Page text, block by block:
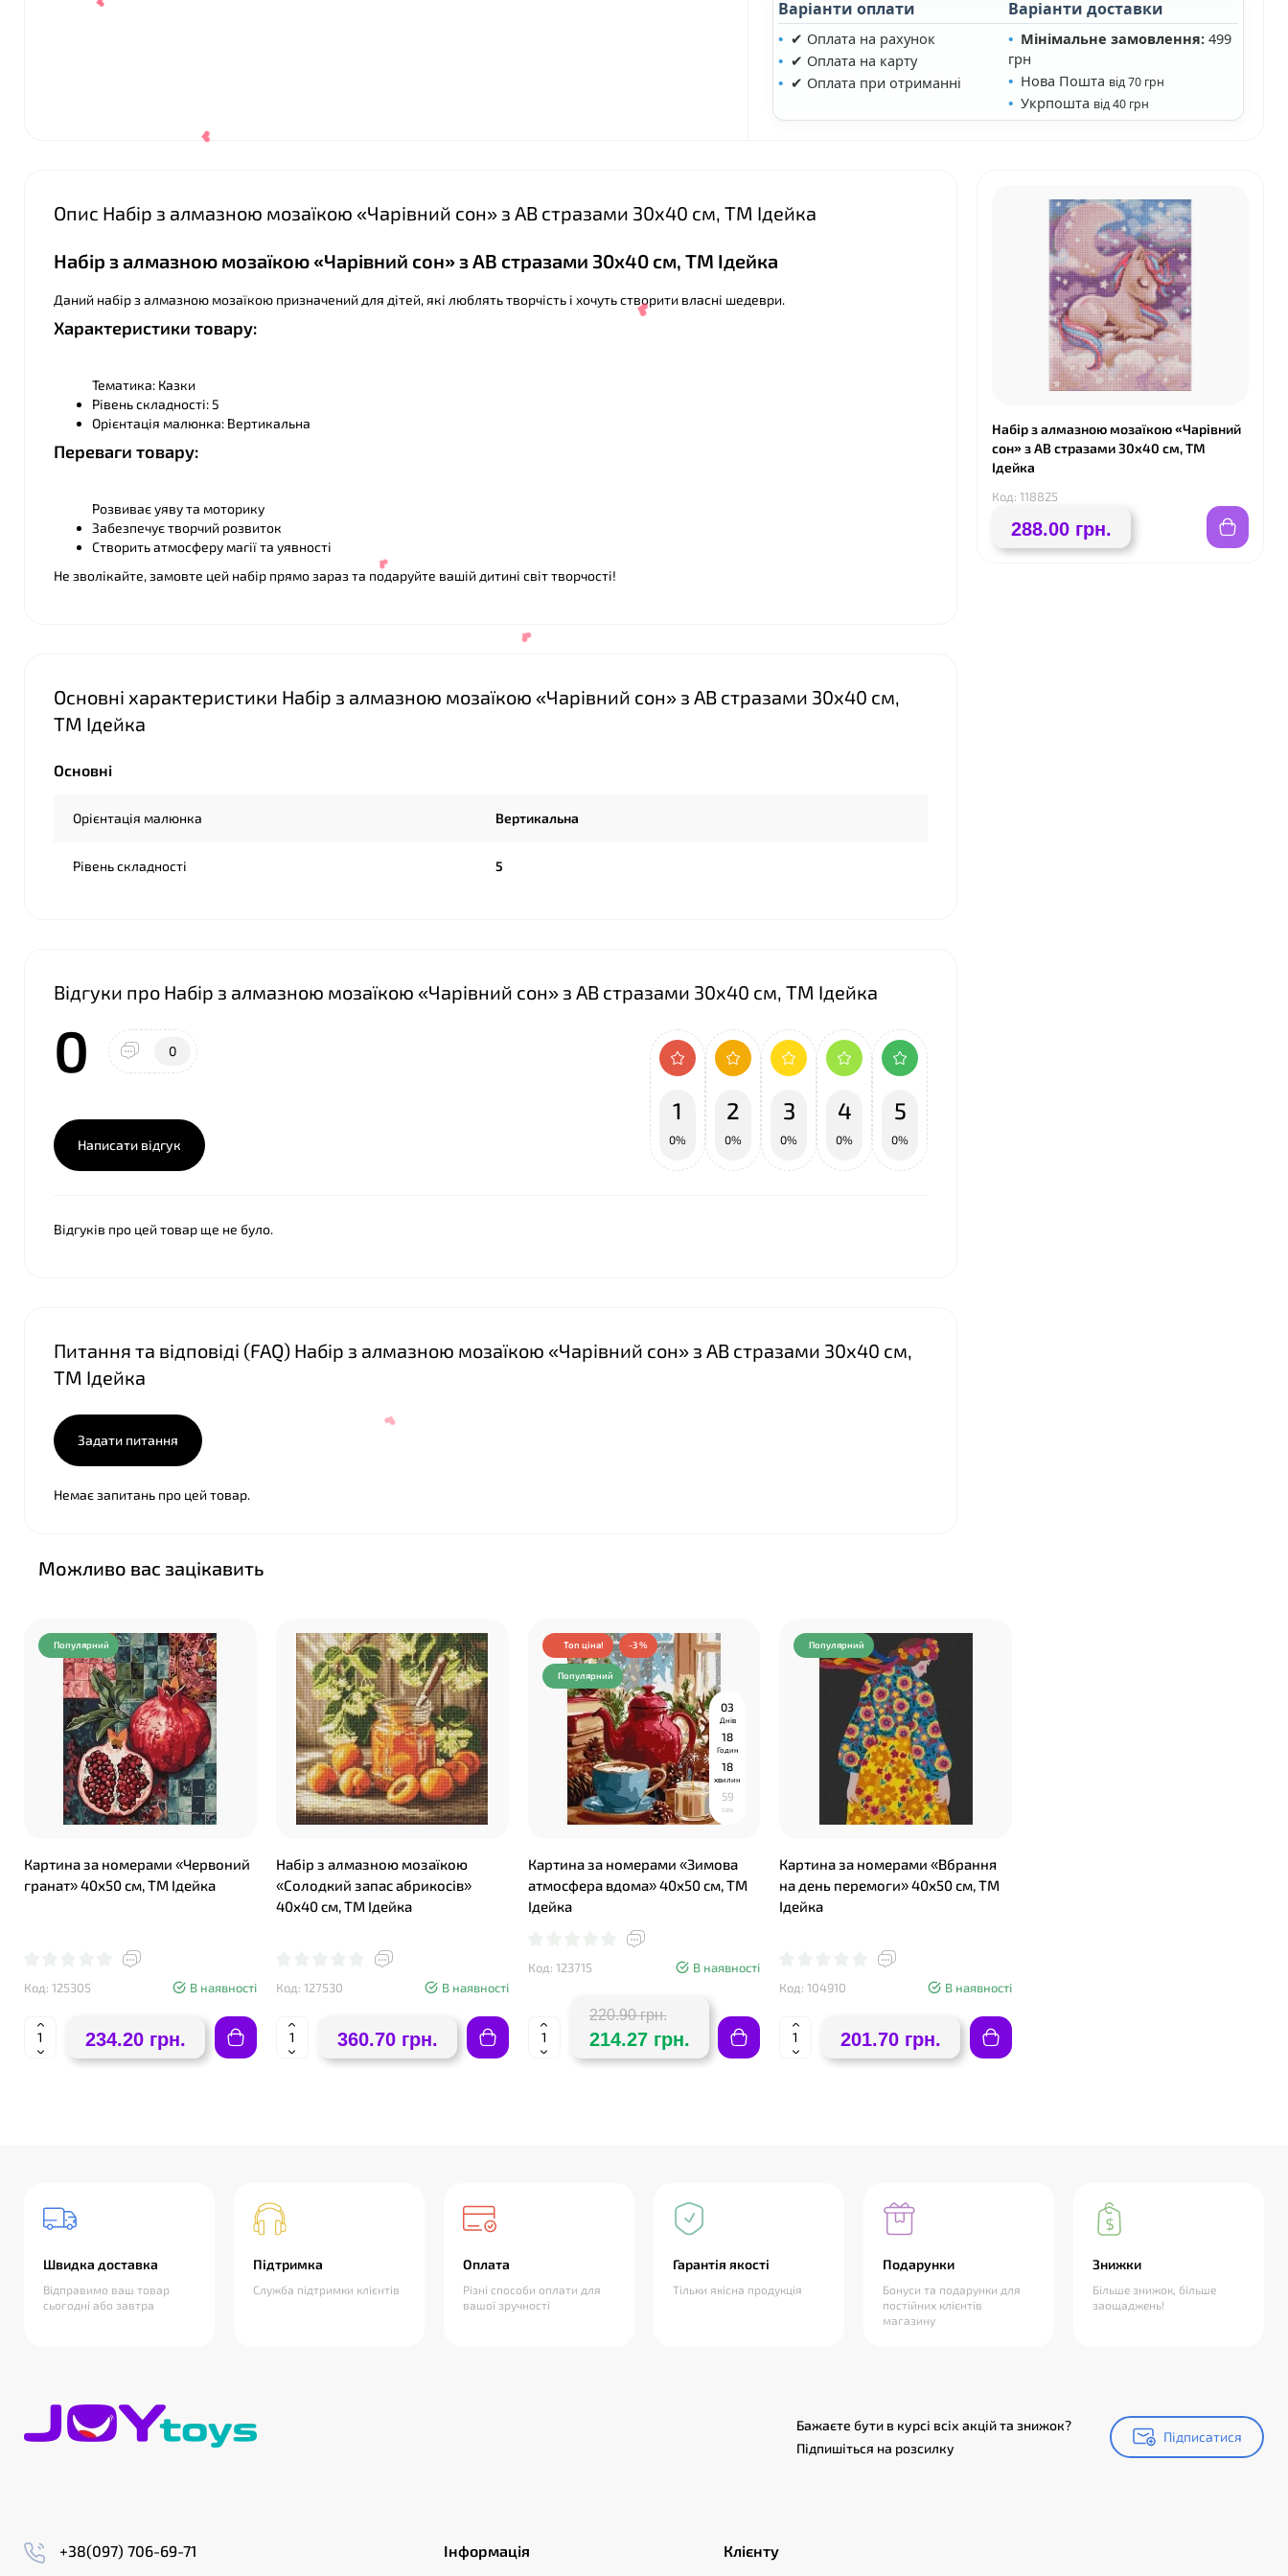
Варіанти оплати
✔ Оплата на рахунок
✔ Оплата на карту
✔ Оплата при отриманні
Варіанти доставки
Мінімальне замовлення:499
грн
Нова Пошта від 70 грн
Укрпошта від 40 грн
Опис Набір з алмазною мозаїкою «Чарівний сон» з АВ стразами 30х40 см, ТМ Ідейка
Набір з алмазною мозаїкою «Чарівний сон» з АВ стразами 30х40 см, ТМ Ідейка
Даний набір з алмазною мозаїкою призначений для дітей, які люблять творчість і хочуть створити власні шедеври.
Характеристики товару:
Тематика: Казки
Рівень складності: 5
Орієнтація малюнка: Вертикальна
Переваги товару:
Розвиває уяву та моторику
Забезпечує творчий розвиток
Створить атмосферу магії та уявності
Не зволікайте, замовте цей набір прямо зараз та подаруйте вашій дитині світ творчості!
Основні характеристики Набір з алмазною мозаїкою «Чарівний сон» з АВ стразами 30х40 см,
ТМ Ідейка
Основні
Орієнтація малюнка Вертикальна
Рівень складності 5
Відгуки про Набір з алмазною мозаїкою «Чарівний сон» з АВ стразами 30х40 см, ТМ Ідейка
0 0
Написати відгук
1
0%
2
0%
3
0%
4
0%
5
0%
Відгуків про цей товар ще не було.
Питання та відповіді (FAQ) Набір з алмазною мозаїкою «Чарівний сон» з АВ стразами 30х40 см,
ТМ Ідейка
Задати питання
Немає запитань про цей товар.
Набір з алмазною мозаїкою «Чарівний
сон» з АВ стразами 30х40 см, ТМ
Ідейка
Код: 118825
288.00 грн.
Можливо вас зацікавить
Популярний
Картина за номерами «Червоний
гранат» 40х50 см, ТМ Ідейка
Код: 125305 В наявності
234.20 грн.
Набір з алмазною мозаїкою
«Солодкий запас абрикосів»
40х40 см, ТМ Ідейка
Код: 127530 В наявності
360.70 грн.
Топ ціна! -3 %
Популярний
03
Днів
18
Годин
18
хвилин
58
сек
Картина за номерами «Зимова
атмосфера вдома» 40х50 см, ТМ
Ідейка
Код: 123715 В наявності
220.90 грн.
214.27 грн.
Популярний
Картина за номерами «Вбрання
на день перемоги» 40х50 см, ТМ
Ідейка
Код: 104910 В наявності
201.70 грн.
Швидка доставка
Відправимо ваш товар
сьогодні або завтра
Підтримка
Служба підтримки клієнтів
Оплата
Різні способи оплати для
вашої зручності
Гарантія якості
Тільки якісна продукція
Подарунки
Бонуси та подарунки для
постійних клієнтів
магазину
Знижки
Більше знижок, більше
заощаджень!
Бажаєте бути в курсі всіх акцій та знижок?
Підпишіться на розсилку
Підписатися
Підписатися
+38(097) 706-69-71 Інформація Клієнту
❤
❤
❤
❤
❤